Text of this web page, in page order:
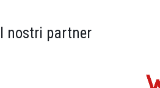
I nostri partner